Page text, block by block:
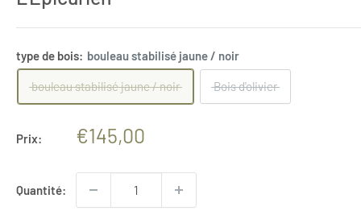
type de bois: bouleau stabilisé jaune / noir
bouleau stabilisé jaune / noir Bois d'olivier
Prix:
Prix
€145,00
Quantité: